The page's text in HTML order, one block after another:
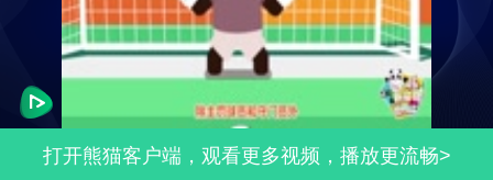
打开熊猫客户端，观看更多视频，播放更流畅>